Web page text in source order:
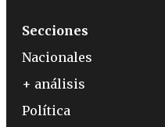
Secciones
Nacionales
+ análisis
Política